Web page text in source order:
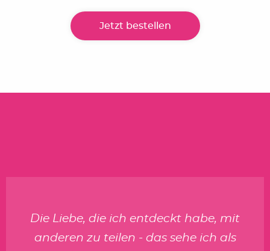
Jetzt bestellen
Die Liebe, die ich entdeckt habe, mit
anderen zu teilen - das sehe ich als